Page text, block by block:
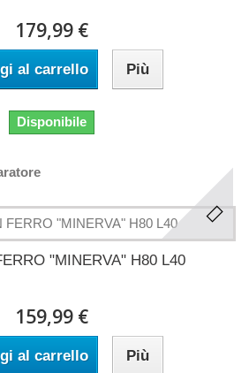
179,99 €
al carrello Più
Disponibile
"MINERVA" H80 L40
159,99 €
al carrello Più